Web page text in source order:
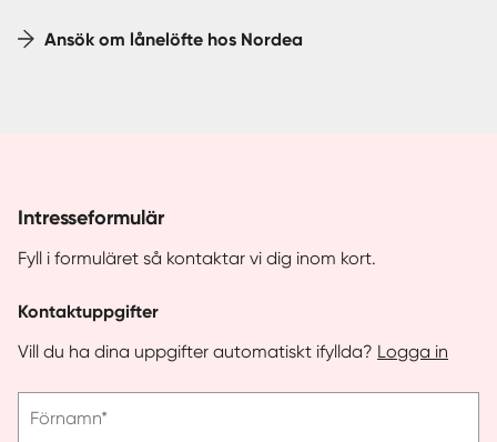
Ansök om lånelöfte hos Nordea
Intresseformulär
Fyll i formuläret så kontaktar vi dig inom kort.
Kontaktuppgifter
Vill du ha dina uppgifter automatiskt ifyllda? Logga in
ange
Förnamn*